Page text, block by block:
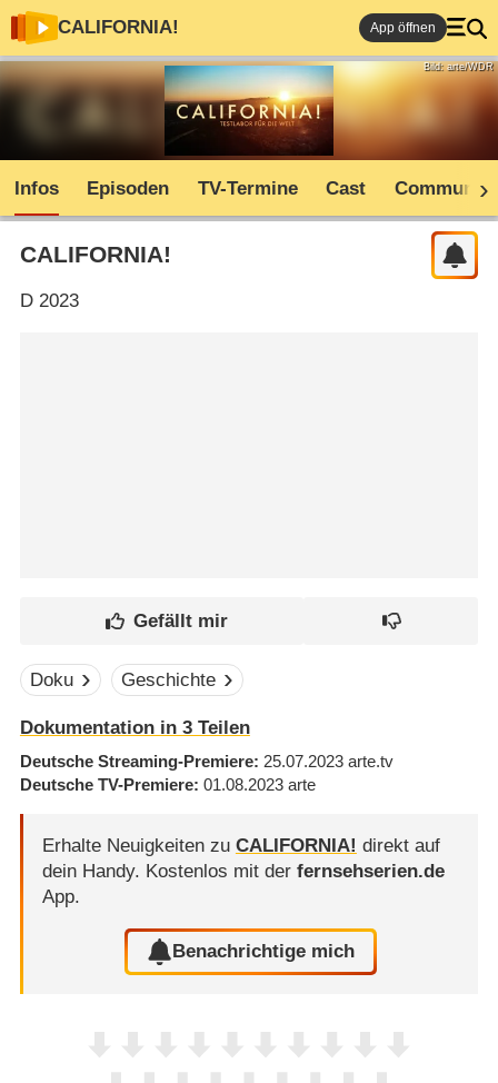
CALIFORNIA! App öffnen
Bild: arte/WDR
Infos Episoden TV-Termine Cast Community
CALIFORNIA!
D2023
Doku Geschichte
Dokumentation in 3 Teilen
Deutsche Streaming-Premiere 25.07.2023 arte.tv
Deutsche TV-Premiere 01.08.2023 arte
Erhalte Neuigkeiten zu CALIFORNIA! direkt auf
dein Handy. Kostenlos mit der fernsehserien.de
App.
Benachrichtige mich